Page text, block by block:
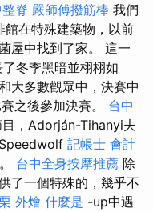
脊 嚴師傅撥筋棒 我們
館在特殊建築物，以前
屋中找到了家。 這一
冬季黑暗並栩栩如
大多數觀眾中，決賽中
之後參加決賽。 台中
，Adorján-Tihanyi夫
記帳士 會計
台中全身按摩推薦 除
了一個特殊的，幾乎不
外燴 什麼是 -up中遇